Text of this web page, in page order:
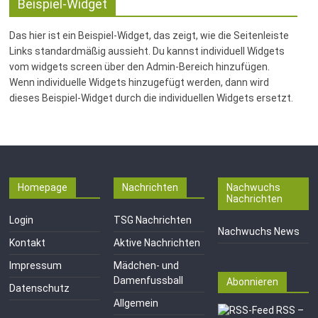
Beispiel-Widget
Das hier ist ein Beispiel-Widget, das zeigt, wie die Seitenleiste
Links standardmäßig aussieht. Du kannst individuell Widgets
vom widgets screen über den Admin-Bereich hinzufügen.
Wenn individuelle Widgets hinzugefügt werden, dann wird
dieses Beispiel-Widget durch die individuellen Widgets ersetzt.
Homepage
Login
Kontakt
Impressum
Datenschutz
Nachrichten
TSG Nachrichten
Aktive Nachrichten
Mädchen- und
Damenfussball
Allgemein
Nachwuchs
Nachrichten
Nachwuchs News
Abonnieren
RSS –